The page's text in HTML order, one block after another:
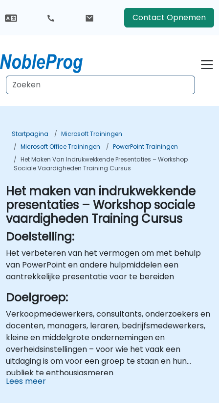
Contact Opnemen
Startpagina
Microsoft Trainingen
Microsoft Office Trainingen
PowerPoint Trainingen
Het Maken Van Indrukwekkende Presentaties – Workshop
Sociale Vaardigheden Training Cursus
Het maken van indrukwekkende
presentaties – Workshop sociale
vaardigheden Training Cursus
Doelstelling:
Het verbeteren van het vermogen om met behulp
van PowerPoint en andere hulpmiddelen een
aantrekkelijke presentatie voor te bereiden
Doelgroep:
Verkoopmedewerkers, consultants, onderzoekers en
docenten, managers, leraren, bedrijfsmedewerkers,
kleine en middelgrote ondernemingen en
overheidsinstellingen – voor wie het vaak een
uitdaging is om voor een groep te staan en hun
publiek te enthousiasmeren
Lees meer